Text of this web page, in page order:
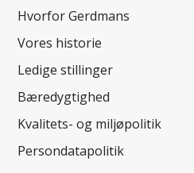
Hvorfor Gerdmans
Vores historie
Ledige stillinger
Bæredygtighed
Kvalitets- og miljøpolitik
Persondatapolitik